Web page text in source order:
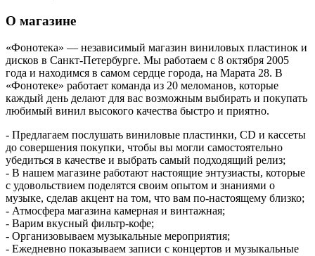
О магазине
«Фонотека» — независимый магазин виниловых пластинок и
дисков в Санкт-Петербурге. Мы работаем с 8 октября 2005
года и находимся в самом сердце города, на Марата 28. В
«Фонотеке» работает команда из 20 меломанов, которые
каждый день делают для вас возможным выбирать и покупать
любимый винил высокого качества быстро и приятно.
- Предлагаем послушать виниловые пластинки, CD и кассеты
до совершения покупки, чтобы вы могли самостоятельно
убедиться в качестве и выбрать самый подходящий релиз;
- В нашем магазине работают настоящие энтузиасты, которые
с удовольствием поделятся своим опытом и знаниями о
музыке, сделав акцент на том, что вам по-настоящему близко;
- Атмосфера магазина камерная и винтажная;
- Варим вкусный фильтр-кофе;
- Организовываем музыкальные мероприятия;
- Ежедневно показываем записи с концертов и музыкальные